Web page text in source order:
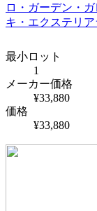
ロ・ガーデン・
キ・エクステリア
最小ロット
1
メーカー価格
¥33,880
価格
¥33,880